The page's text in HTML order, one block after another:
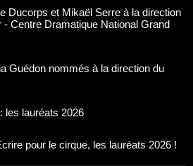
Guédon nommés à la direction du
lauréats 2026
pour le cirque, les lauréats 2026 !
2026
Grandes Formes Théâtre 2026